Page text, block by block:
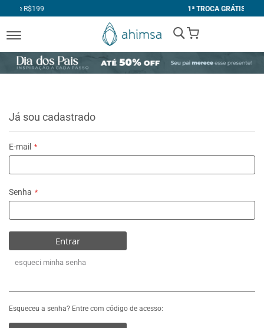
1ª TROCA GRÁTIS
My Cart
Já sou cadastrado
E-mail
Senha
Entrar
esqueci minha senha
Esqueceu a senha? Entre com código de acesso: